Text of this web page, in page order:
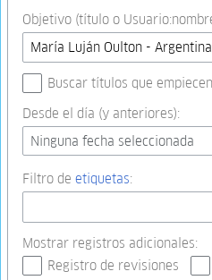
Objetivo (título o
Buscar títulos que
Desde el día (y anteriores):
Ninguna fecha seleccionada
Filtro de etiquetas:
Mostrar registros adicionales:
Registro de revisiones